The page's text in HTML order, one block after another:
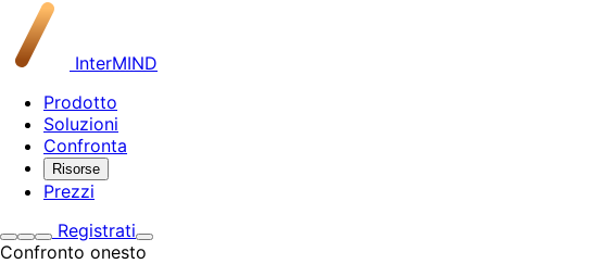
InterMIND
Prodotto
Soluzioni
Confronta
Risorse
Prezzi
Registrati
Confronto onesto